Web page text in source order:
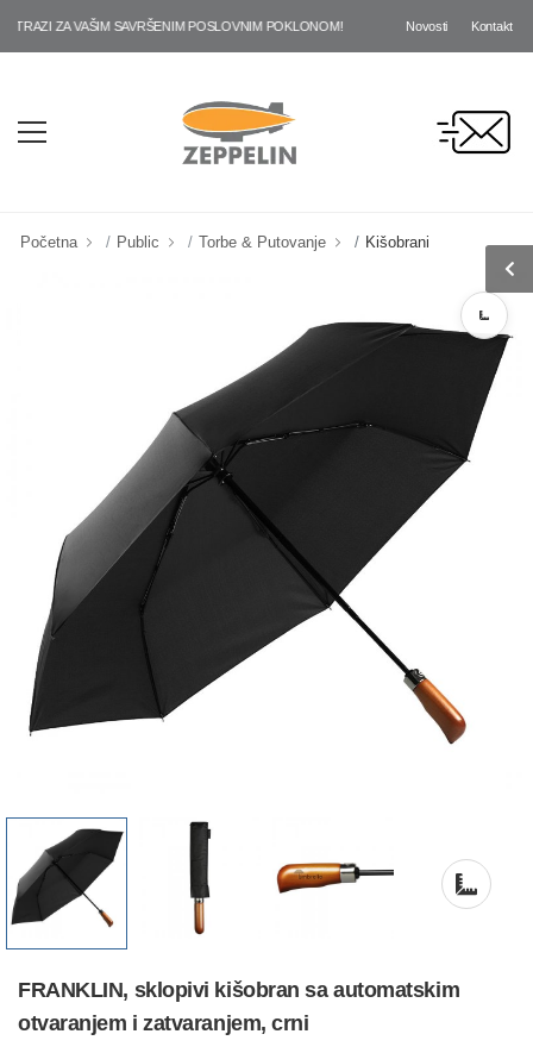
ZA VAŠIM SAVRŠENIM POSLOVNIM POKLONOM! Novosti Kontakt
Početna Public Torbe & Putovanje Kišobrani
FRANKLIN, sklopivi kišobran sa automatskim
otvaranjem i zatvaranjem, crni